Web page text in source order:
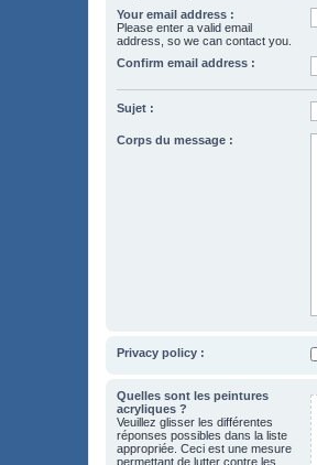
Your email address :
Please enter a valid email
address, so we can contact you.
Confirm email address :
Sujet :
Corps du message :
Privacy policy :
Quelles sont les peintures
acryliques ?
Veuillez glisser les différentes
réponses possibles dans la liste
appropriée. Ceci est une mesure
permettant de lutter contre les